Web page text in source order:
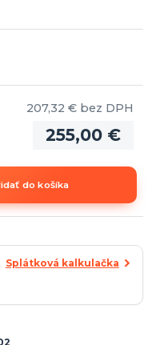
255,00 €
207,32 € bez DPH
do košíka
Splátková kalkulačka